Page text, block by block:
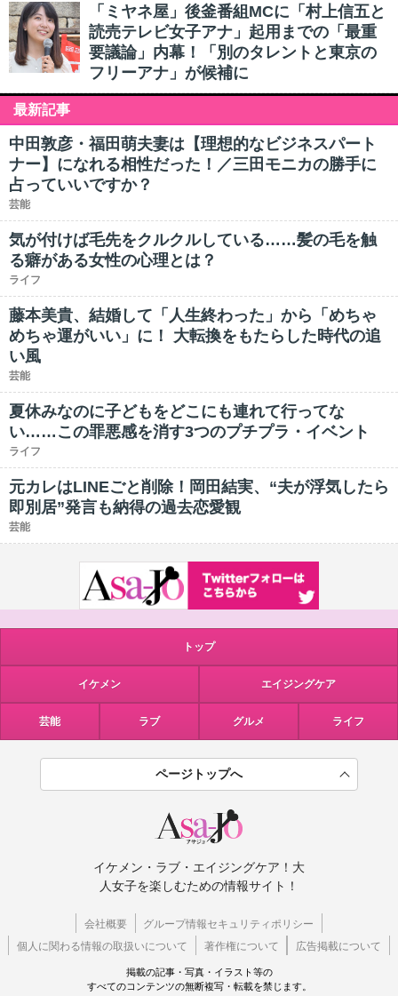
「ミヤネ屋」後釜番組MCに「村上信五と
読売テレビ女子アナ」起用までの「最重
要議論」内幕！「別のタレントと東京の
フリーアナ」が候補に
最新記事
中田敦彦・福田萌夫妻は【理想的なビジネスパート
ナー】になれる相性だった！／三田モニカの勝手に
占っていいですか？
芸能
気が付けば毛先をクルクルしている……髪の毛を触
る癖がある女性の心理とは？
ライフ
藤本美貴、結婚して「人生終わった」から「めちゃ
めちゃ運がいい」に！ 大転換をもたらした時代の追
い風
芸能
夏休みなのに子どもをどこにも連れて行ってな
い……この罪悪感を消す3つのプチプラ・イベント
ライフ
元カレはLINEごと削除！岡田結実、“夫が浮気したら
即別居”発言も納得の過去恋愛観
芸能
トップ
イケメン エイジングケア
芸能 ラブ グルメ ライフ
ページトップへ
イケメン・ラブ・エイジングケア！大
人女子を楽しむための情報サイト！
会社概要
グループ情報セキュリティポリシー
個人に関わる情報の取扱いについて
著作権について 広告掲載について
掲載の記事・写真・イラスト等の
すべてのコンテンツの無断複写・転載を禁じます。